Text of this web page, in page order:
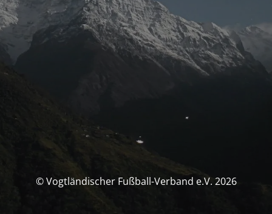
© Vogtländischer Fußball-Verband e.V. 2026